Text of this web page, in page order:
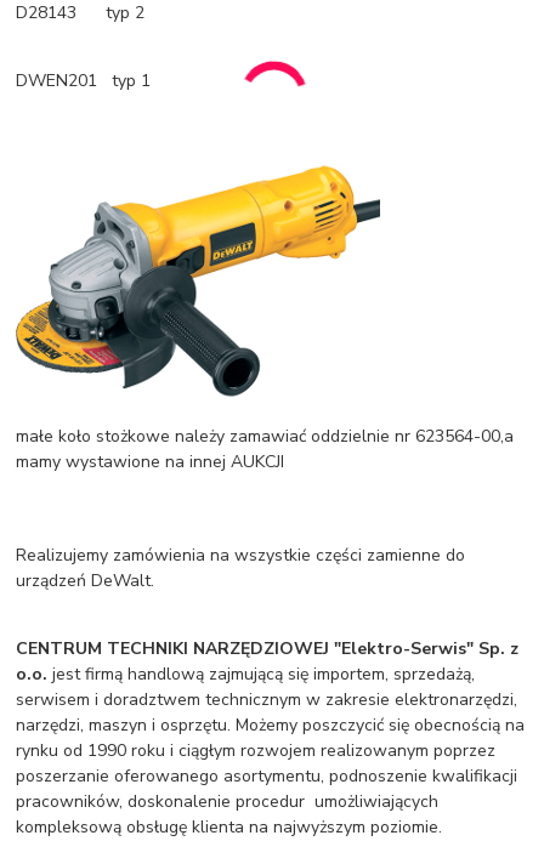
D28143 typ 2
DWEN201 typ 1
małe koło stożkowe należy zamawiać oddzielnie nr 623564-00,a
mamy wystawione na innej AUKCJI
Realizujemy zamówienia na wszystkie części zamienne do
urządzeń DeWalt.
CENTRUM TECHNIKI NARZĘDZIOWEJ "Elektro-Serwis" Sp. z
o.o. jest firmą handlową zajmującą się importem, sprzedażą,
serwisem i doradztwem technicznym w zakresie elektronarzędzi,
narzędzi, maszyn i osprzętu. Możemy poszczycić się obecnością na
rynku od 1990 roku i ciągłym rozwojem realizowanym poprzez
poszerzanie oferowanego asortymentu, podnoszenie kwalifikacji
pracowników, doskonalenie procedur umożliwiających
kompleksową obsługę klienta na najwyższym poziomie.